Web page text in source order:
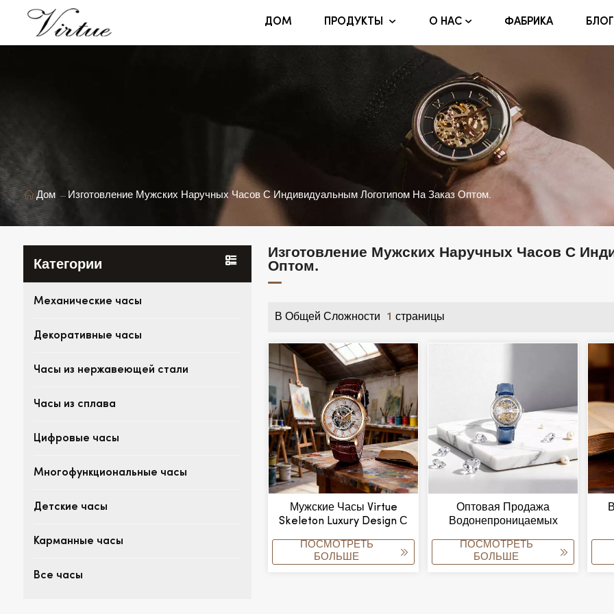
ДОМ ПРОДУКТЫ О НАС ФАБРИКА
Дом Изготовление Мужских Наручных Часов С Индивидуальным Логотипом На Заказ Оптом.
Категории
Механические часы
Декоративные часы
Часы из нержавеющей стали
Часы из сплава
Цифровые часы
Многофункциональные часы
Детские часы
Карманные часы
Все часы
Изготовление Мужских Наручных Часов С
Оптом.
В Общей Сложности 1 Страницы
Мужские Часы Virtue
Skeleton Luxury Design С
Механизмом, Корпусом Из
Сплава, Кожаным
ПОСМОТРЕТЬ
БОЛЬШЕ
Оптовая Продажа
Водонепроницаемых
Автоматических
Механических Часов Для
ПОСМОТРЕТЬ
БОЛЬШЕ